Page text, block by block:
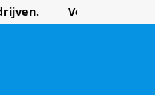
Voordelige